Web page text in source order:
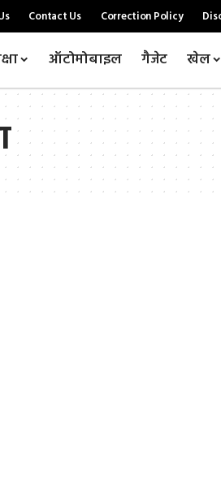
Contact Us Correction Policy
ऑटोमोबाइल गैजेट खेल